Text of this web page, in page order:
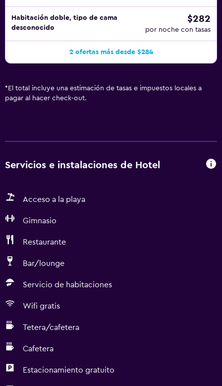
Habitación doble, tipo de cama
desconocido
$282
por noche con tasas
2 ofertas más desde $284
* El total incluye una estimación de tasas e impuestos locales a
pagar al hacer check-out.
Servicios e instalaciones de Hotel
Acceso a la playa
Gimnasio
Restaurante
Bar/lounge
Servicio de habitaciones
Wifi gratis
Tetera/cafetera
Cafetera
Estacionamiento gratuito